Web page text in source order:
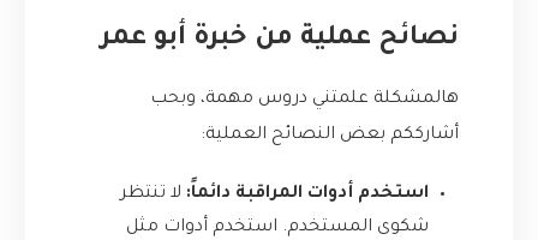
نصائح عملية من خبرة أبو عمر
هالمشكلة علمتني دروس مهمة، وبحب
أشارككم بعض النصائح العملية:
استخدم أدوات المراقبة دائماً: لا تنتظر
شكوى المستخدم. استخدم أدوات مثل